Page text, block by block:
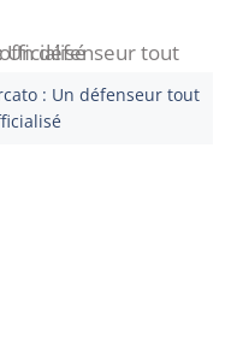
: Un défenseur tout